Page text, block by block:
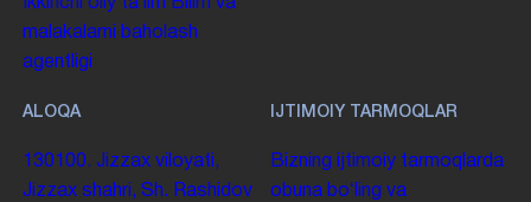
malakalarni baholash
agentligi
ALOQA
130100. Jizzax viloyati,
Jizzax shahri, Sh. Rashidov
IJTIMOIY TARMOQLAR
Bizning ijtimoiy tarmoqlarda
obuna boʻling va